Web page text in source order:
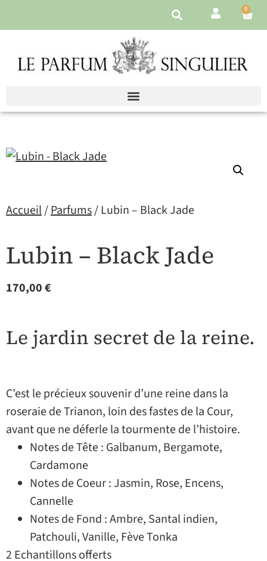
0
Accueil/Parfums/ Lubin – Black Jade
Lubin – Black Jade
170,00€
Le jardin secret de la reine.
C’est le précieux souvenir d’une reine dans la
roseraie de Trianon, loin des fastes de la Cour,
avant que ne déferle la tourmente de l’histoire.
Notes de Tête : Galbanum, Bergamote,
Cardamone
Notes de Coeur : Jasmin, Rose, Encens,
Cannelle
Notes de Fond : Ambre, Santal indien,
Patchouli, Vanille, Fève Tonka
2 Echantillons offerts